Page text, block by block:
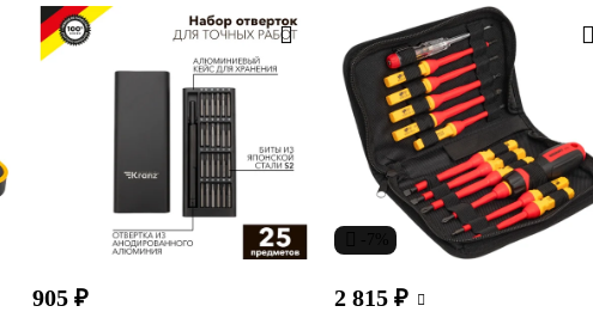
905 ₽ 2 815 ₽